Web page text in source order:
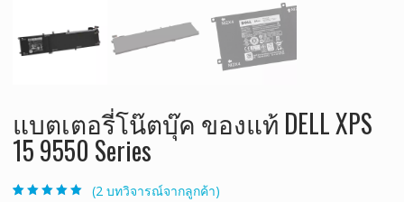
แบตเตอรี่โน๊ตบุ๊ค ของแท้ DELL XPS
15 9550 Series
(2 บทวิจารณ์จากลูกค้า)